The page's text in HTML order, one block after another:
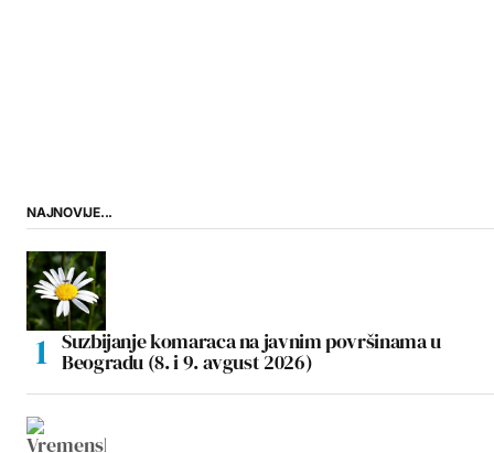
NAJNOVIJE...
Suzbijanje komaraca na javnim površinama u
Beogradu (8. i 9. avgust 2026)